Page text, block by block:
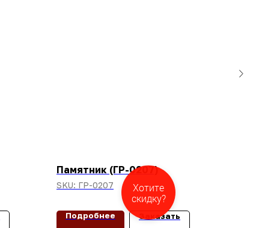
Памятник (ГР-0207)
SKU: ГР-0207
Подробнее Заказать
Хотите
скидку?
Закажите
звонок